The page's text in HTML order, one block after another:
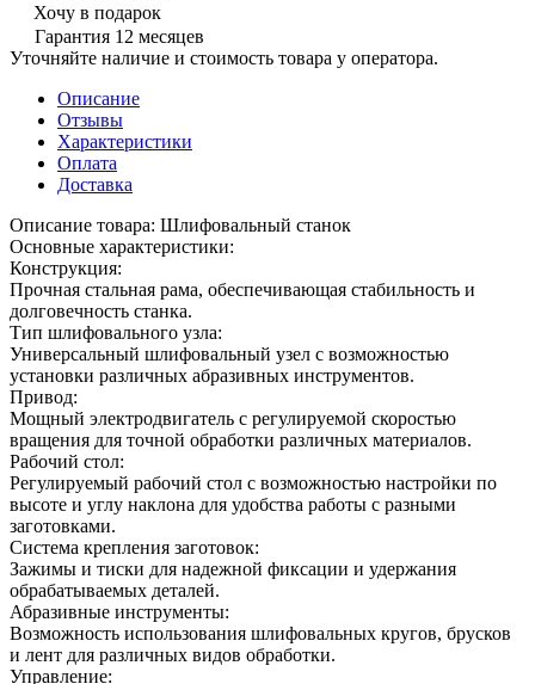
Хочу в подарок
Гарантия 12 месяцев
Уточняйте наличие и стоимость товара у оператора.
Описание
Отзывы
Характеристики
Оплата
Доставка
Описание товара: Шлифовальный станок
Основные характеристики:
Конструкция:
Прочная стальная рама, обеспечивающая стабильность и
долговечность станка.
Тип шлифовального узла:
Универсальный шлифовальный узел с возможностью
установки различных абразивных инструментов.
Привод:
Мощный электродвигатель с регулируемой скоростью
вращения для точной обработки различных материалов.
Рабочий стол:
Регулируемый рабочий стол с возможностью настройки по
высоте и углу наклона для удобства работы с разными
заготовками.
Система крепления заготовок:
Зажимы и тиски для надежной фиксации и удержания
обрабатываемых деталей.
Абразивные инструменты:
Возможность использования шлифовальных кругов, брусков
и лент для различных видов обработки.
Управление: